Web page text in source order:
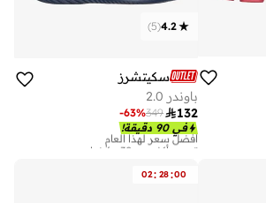
4.2
(
5
)
سكيتشرز
باوندر 2.0
132
349
-63%
في 90 دقيقة!
أفضل سعر لهذا العام
تم بيع أكثر من 30 مؤخرا
02: 28:00